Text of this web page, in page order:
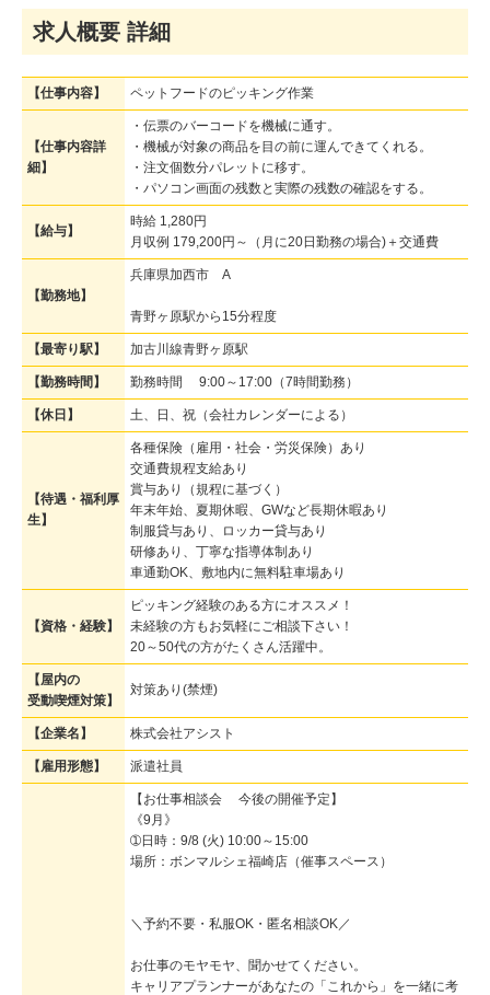
求人概要 詳細
【仕事内容】 ペットフードのピッキング作業
【仕事内容詳
細】
・伝票のバーコードを機械に通す。
・機械が対象の商品を目の前に運んできてくれる。
・注文個数分パレットに移す。
・パソコン画面の残数と実際の残数の確認をする。
【給与】
時給 1,280円
月収例 179,200円～（月に20日勤務の場合)＋交通費
【勤務地】
兵庫県加西市 A
青野ヶ原駅から15分程度
【最寄り駅】 加古川線青野ヶ原駅
【勤務時間】 勤務時間 9:00～17:00（7時間勤務）
【休日】 土、日、祝（会社カレンダーによる）
【待遇・福利厚
生】
各種保険（雇用・社会・労災保険）あり
交通費規程支給あり
賞与あり（規程に基づく）
年末年始、夏期休暇、GWなど長期休暇あり
制服貸与あり、ロッカー貸与あり
研修あり、丁寧な指導体制あり
車通勤OK、敷地内に無料駐車場あり
【資格・経験】
ピッキング経験のある方にオススメ！
未経験の方もお気軽にご相談下さい！
20～50代の方がたくさん活躍中。
【屋内の
受動喫煙対策】
対策あり(禁煙)
【企業名】 株式会社アシスト
【雇用形態】 派遣社員
【お仕事相談会 今後の開催予定】
《9月》
➀日時：9/8 (火) 10:00～15:00
場所：ボンマルシェ福崎店（催事スペース）
＼予約不要・私服OK・匿名相談OK／
お仕事のモヤモヤ、聞かせてください。
キャリアプランナーがあなたの「これから」を一緒に考